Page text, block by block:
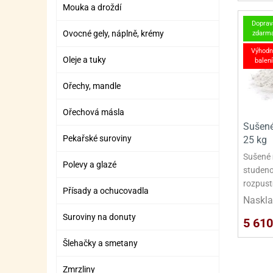
Mouka a droždí
Ovocné gely, náplně, krémy
Oleje a tuky
Ořechy, mandle
Ořechová másla
Pekařské suroviny
Polevy a glazé
Přísady a ochucovadla
Suroviny na donuty
Šlehačky a smetany
Zmrzliny
25 kg
5
balení